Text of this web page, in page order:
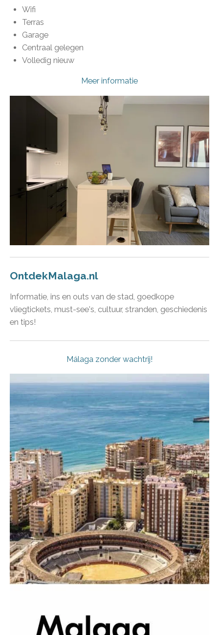
Wifi
Terras
Garage
Centraal gelegen
Volledig nieuw
Meer informatie
OntdekMalaga.nl
Informatie, ins en outs van de stad, goedkope
vliegtickets, must-see's, cultuur, stranden, geschiedenis
en tips!
Málaga zonder wachtrij!